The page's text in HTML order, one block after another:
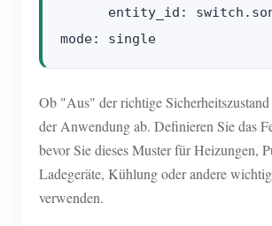
entity_id:
Ob "Aus" der richtige
der Anwendung ab. Definieren Sie das
bevor Sie dieses Muster für Heizungen,
Ladegeräte, Kühlung oder andere
verwenden.